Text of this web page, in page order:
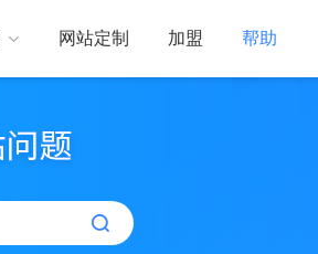
助力品牌出海
开启全新交互体验
网站定制 加盟 帮助